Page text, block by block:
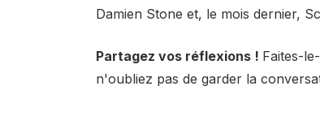
Damien Stone et, le mois dernier,
Partagez vos réflexions ! Faites-
n'oubliez pas de garder la